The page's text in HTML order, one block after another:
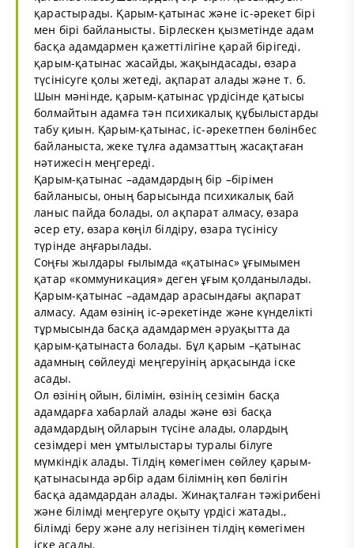
қарастырады. Қарым-қатынас және іс-әрекет бірі
мен бірі байланысты. Бірлескен қызметінде адам
басқа адамдармен қажеттілігіне қарай бірігеді,
қарым-қатынас жасайды, жақындасады, өзара
түсінісуге қолы жетеді, ақпарат алады және т. б.
Шын мәнінде, қарым-қатынас үрдісінде қатысы
болмайтын адамға тән психикалық құбылыстарды
табу қиын. Қарым-қатынас, іс-әрекетпен бөлінбес
байланыста, жеке тұлға адамзаттың жасақтаған
нәтижесін меңгереді.
Қарым-қатынас –адамдардың бір –бірімен
байланысы, оның барысында психикалық бай
ланыс пайда болады, ол ақпарат алмасу, өзара
әсер ету, өзара көңіл білдіру, өзара түсінісу
түрінде аңғарылады.
Соңғы жылдары ғылымда «қатынас» ұғымымен
қатар «коммуникация» деген ұғым қолданылады.
Қарым-қатынас –адамдар арасындағы ақпарат
алмасу. Адам өзінің іс-әрекетінде және күнделікті
тұрмысында басқа адамдармен әруақытта да
қарым-қатынаста болады. Бұл қарым –қатынас
адамның сөйлеуді меңгеруінің арқасында іске
асады.
Ол өзінің ойын, білімін, өзінің сезімін басқа
адамдарға хабарлай алады және өзі басқа
адамдардың ойларын түсіне алады, олардың
сезімдері мен ұмтылыстары туралы білуге
мүмкіндік алады. Тілдің көмегімен сөйлеу қарым-
қатынасында әрбір адам білімнің көп бөлігін
басқа адамдардан алады. Жинақталған тәжірибені
және білімді меңгеруге оқыту үрдісі жатады.,
білімді беру және алу негізінен тілдің көмегімен
іске асады.